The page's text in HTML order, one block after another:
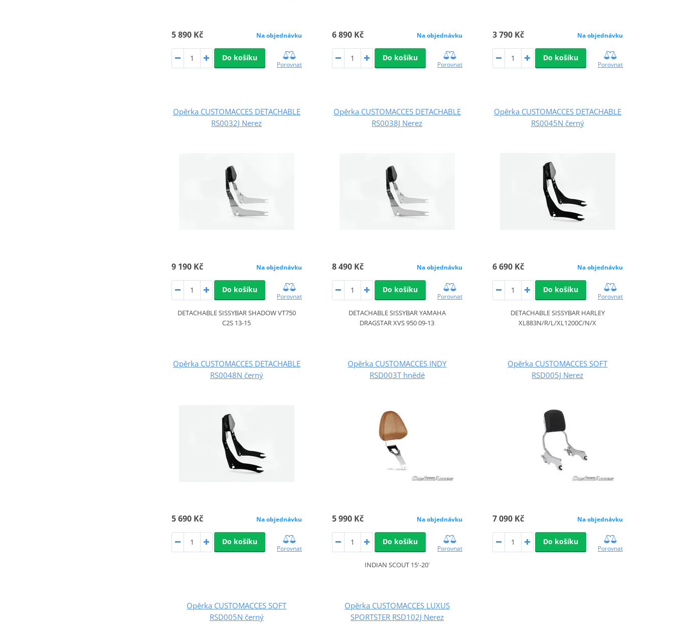
5 890 Kč Na objednávku
Do košíku
Porovnat
6 890 Kč Na objednávku
Do košíku
Porovnat
3 790 Kč Na objednávku
Do košíku
Porovnat
Opěrka CUSTOMACCES DETACHABLE
RS0032J Nerez
9 190 Kč Na objednávku
Do košíku
Porovnat
DETACHABLE SISSYBAR SHADOW VT750
C2S 13-15
Opěrka CUSTOMACCES DETACHABLE
RS0038J Nerez
8 490 Kč Na objednávku
Do košíku
Porovnat
DETACHABLE SISSYBAR YAMAHA
DRAGSTAR XVS 950 09-13
Opěrka CUSTOMACCES DETACHABLE
RS0045N černý
6 690 Kč Na objednávku
Do košíku
Porovnat
DETACHABLE SISSYBAR HARLEY
XL883N/R/L/XL1200C/N/X
Opěrka CUSTOMACCES DETACHABLE
RS0048N černý
5 690 Kč Na objednávku
Do košíku
Porovnat
Opěrka CUSTOMACCES INDY
RSD003T hnědé
5 990 Kč Na objednávku
Do košíku
Porovnat
INDIAN SCOUT 15'-20'
Opěrka CUSTOMACCES SOFT
RSD005J Nerez
7 090 Kč Na objednávku
Do košíku
Porovnat
Opěrka CUSTOMACCES SOFT
RSD005N černý
Opěrka CUSTOMACCES LUXUS
SPORTSTER RSD102J Nerez